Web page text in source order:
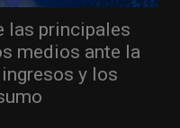
las principales
medios ante la
y los